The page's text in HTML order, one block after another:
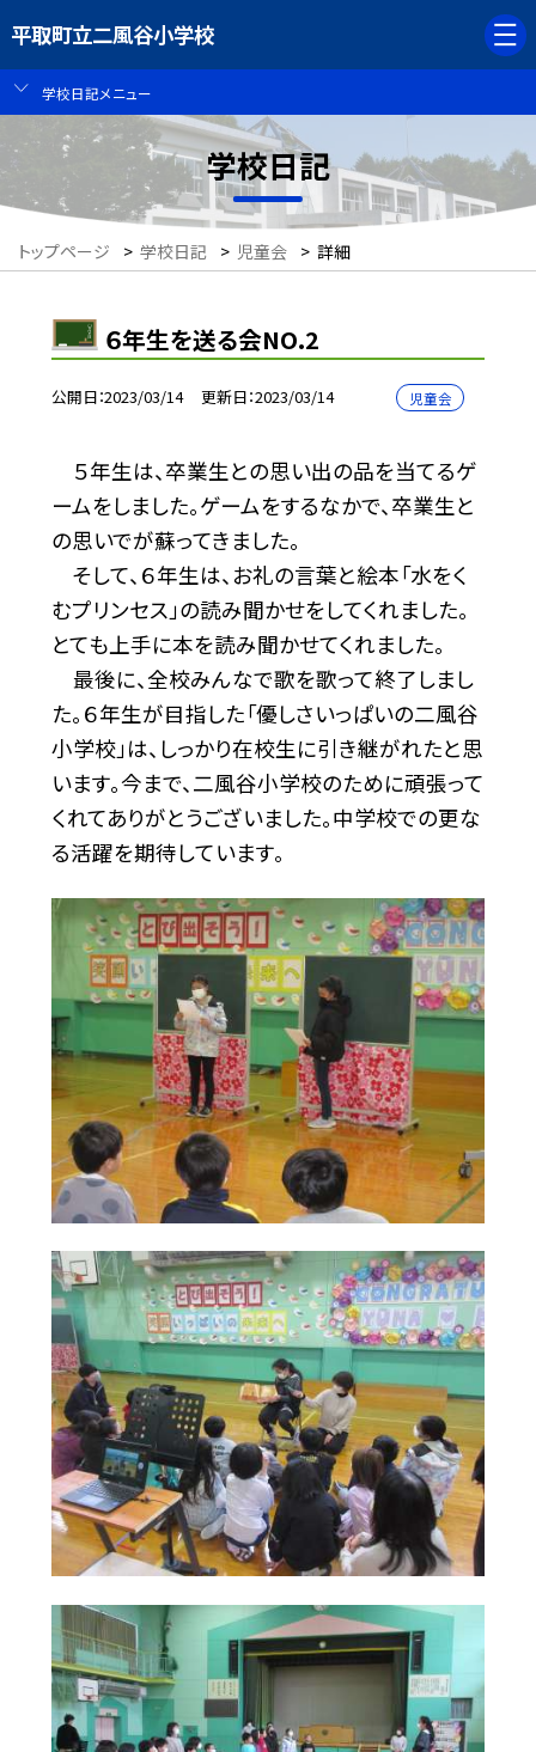
平取町立二風谷小学校
学校日記メニュー
学校日記
トップページ > 学校日記 > 児童会 > 詳細
６年生を送る会NO.2
公開日 2023/03/14 更新日 2023/03/14 児童会
５年生は、卒業生との思い出の品を当てるゲ
ームをしました。ゲームをするなかで、卒業生と
の思いでが蘇ってきました。
そして、６年生は、お礼の言葉と絵本「水をく
むプリンセス」の読み聞かせをしてくれました。
とても上手に本を読み聞かせてくれました。
最後に、全校みんなで歌を歌って終了しまし
た。６年生が目指した「優しさいっぱいの二風谷
小学校」は、しっかり在校生に引き継がれたと思
います。今まで、二風谷小学校のために頑張って
くれてありがとうございました。中学校での更な
る活躍を期待しています。